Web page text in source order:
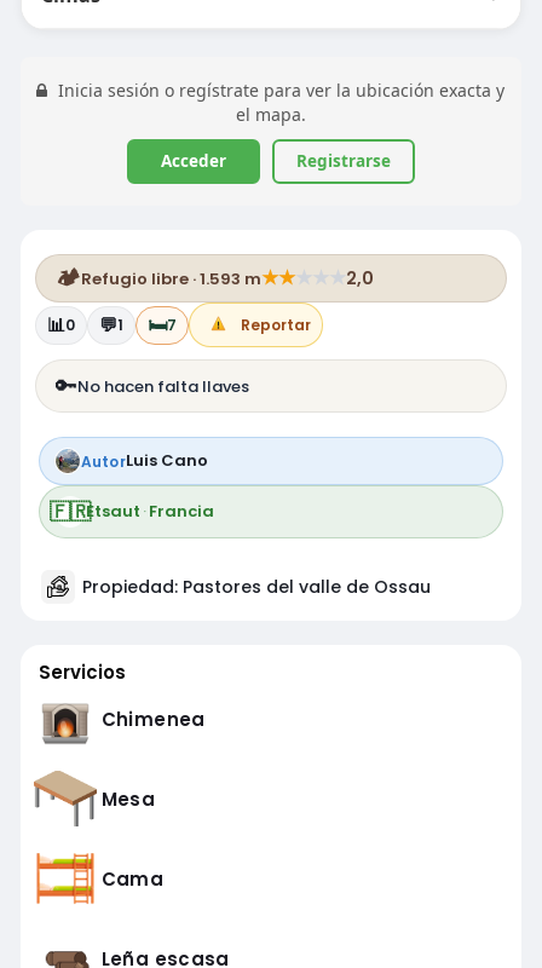
Inicia sesión o regístrate para ver la ubicación exacta y
el mapa.
Acceder Registrarse
🏕️Refugio libre · 1.593 m★★★ ★ ★2,0
📊0 💬1 🛏️7 Reportar
🔑No hacen falta llaves
AutorLuis Cano
🇫🇷Etsaut ·Francia
Propiedad: Pastores del valle de Ossau
Servicios
Chimenea
Mesa
Cama
Leña escasa